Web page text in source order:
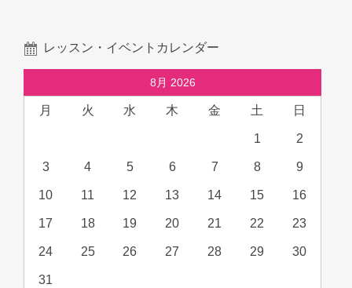
レッスン・イベントカレンダー
8月 2026
月 火 水 木 金 土 日
1 2
3 4 5 6 7 8 9
10 11 12 13 14 15 16
17 18 19 20 21 22 23
24 25 26 27 28 29 30
31